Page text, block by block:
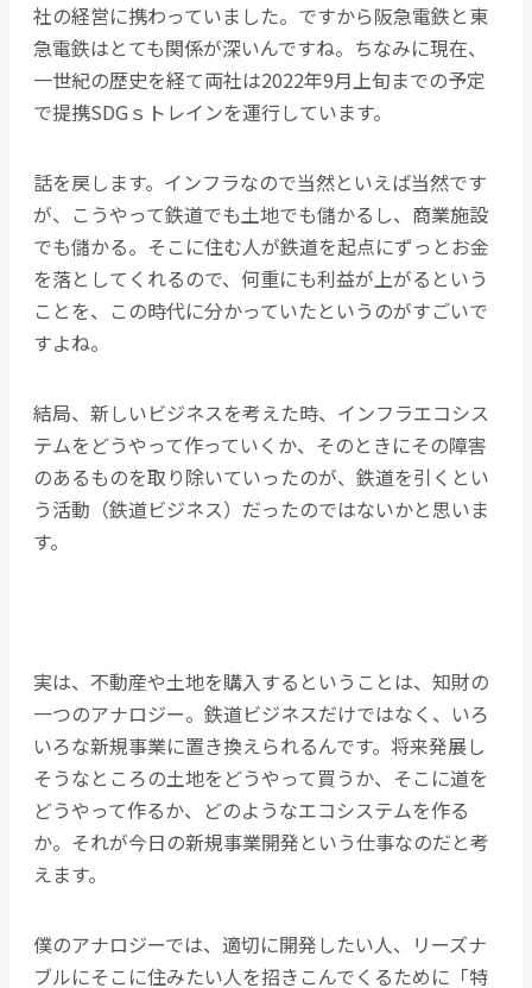
社の経営に携わっていました。ですから阪急電鉄と東
急電鉄はとても関係が深いんですね。ちなみに現在、
一世紀の歴史を経て両社は2022年9月上旬までの予定
で提携SDGｓトレインを運行しています。
話を戻します。インフラなので当然といえば当然です
が、こうやって鉄道でも土地でも儲かるし、商業施設
でも儲かる。そこに住む人が鉄道を起点にずっとお金
を落としてくれるので、何重にも利益が上がるという
ことを、この時代に分かっていたというのがすごいで
すよね。
結局、新しいビジネスを考えた時、インフラエコシス
テムをどうやって作っていくか、そのときにその障害
のあるものを取り除いていったのが、鉄道を引くとい
う活動（鉄道ビジネス）だったのではないかと思いま
す。
実は、不動産や土地を購入するということは、知財の
一つのアナロジー。鉄道ビジネスだけではなく、いろ
いろな新規事業に置き換えられるんです。将来発展し
そうなところの土地をどうやって買うか、そこに道を
どうやって作るか、どのようなエコシステムを作る
か。それが今日の新規事業開発という仕事なのだと考
えます。
僕のアナロジーでは、適切に開発したい人、リーズナ
ブルにそこに住みたい人を招きこんでくるために「特